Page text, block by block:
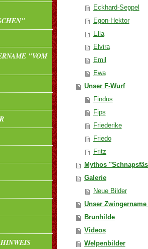
"VOM
Eckhard-Seppel
Egon-Hektor
Ella
Elvira
Emil
Ewa
Unser F-Wurf
Findus
Fips
Friederike
Friedo
Fritz
Mythos
Galerie
Neue Bilder
Unser
Brunhilde
Videos
Welpenbilder